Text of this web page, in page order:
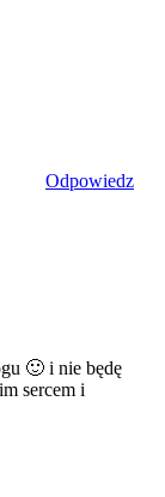
Odpowiedz
🙂 i nie będę
sercem i